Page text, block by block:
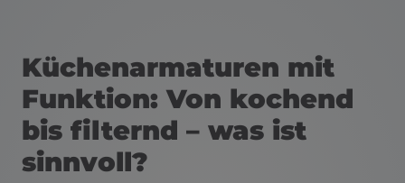
Küchenarmaturen mit
Funktion: Von kochend
bis filternd – was ist
sinnvoll?